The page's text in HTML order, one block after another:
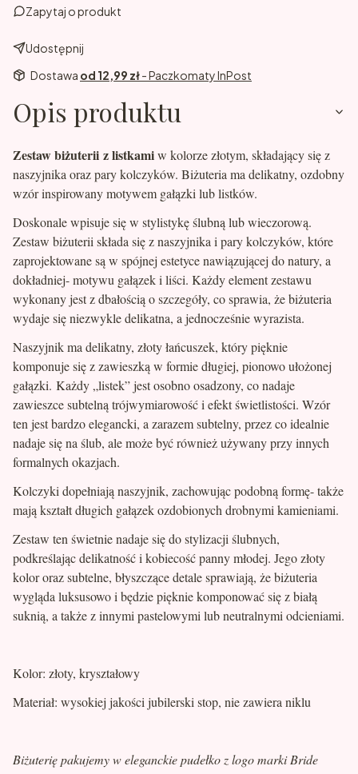
Zapytaj o produkt
Udostępnij
Dostawa od 12,99 zł- Paczkomaty InPost
Opis produktu
Zestaw biżuterii z listkamiw kolorze złotym, składający się z
naszyjnika oraz pary kolczyków. Biżuteria ma delikatny, ozdobny
wzór inspirowany motywem gałązki lub listków.
Doskonale wpisuje się w stylistykę ślubną lub wieczorową.
Zestaw biżuterii składa się z naszyjnika i pary kolczyków, które
zaprojektowane są w spójnej estetyce nawiązującej do natury, a
dokładniej- motywu gałązek i liści. Każdy element zestawu
wykonany jest z dbałością o szczegóły, co sprawia, że biżuteria
wydaje się niezwykle delikatna, a jednocześnie wyrazista.
Naszyjnik ma delikatny, złoty łańcuszek, który pięknie
komponuje się z zawieszką w formie długiej, pionowo ułożonej
gałązki. Każdy „listek” jest osobno osadzony, co nadaje
zawieszce subtelną trójwymiarowość i efekt świetlistości. Wzór
ten jest bardzo elegancki, a zarazem subtelny, przez co idealnie
nadaje się na ślub, ale może być również używany przy innych
formalnych okazjach.
Kolczyki dopełniają naszyjnik, zachowując podobną formę- także
mają kształt długich gałązek ozdobionych drobnymi kamieniami.
Zestaw ten świetnie nadaje się do stylizacji ślubnych,
podkreślając delikatność i kobiecość panny młodej. Jego złoty
kolor oraz subtelne, błyszczące detale sprawiają, że biżuteria
wygląda luksusowo i będzie pięknie komponować się z białą
suknią, a także z innymi pastelowymi lub neutralnymi odcieniami.
Kolor: złoty, kryształowy
Materiał: wysokiej jakości jubilerski stop, nie zawiera niklu
Biżuterię pakujemy w eleganckie pudełko z logo marki Bride